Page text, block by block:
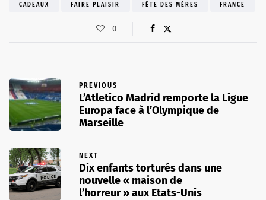
CADEAUX FAIRE PLAISIR FÊTE DES MÈRES FRANCE
0
PREVIOUS
L’Atletico Madrid remporte la Ligue
Europa face à l’Olympique de
Marseille
NEXT
Dix enfants torturés dans une
nouvelle « maison de
l’horreur » aux Etats-Unis